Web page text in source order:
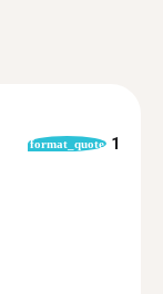
format_quote 1